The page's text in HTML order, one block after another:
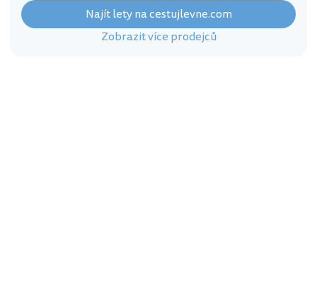
Najít lety na cestujlevne.com
Zobrazit více prodejců